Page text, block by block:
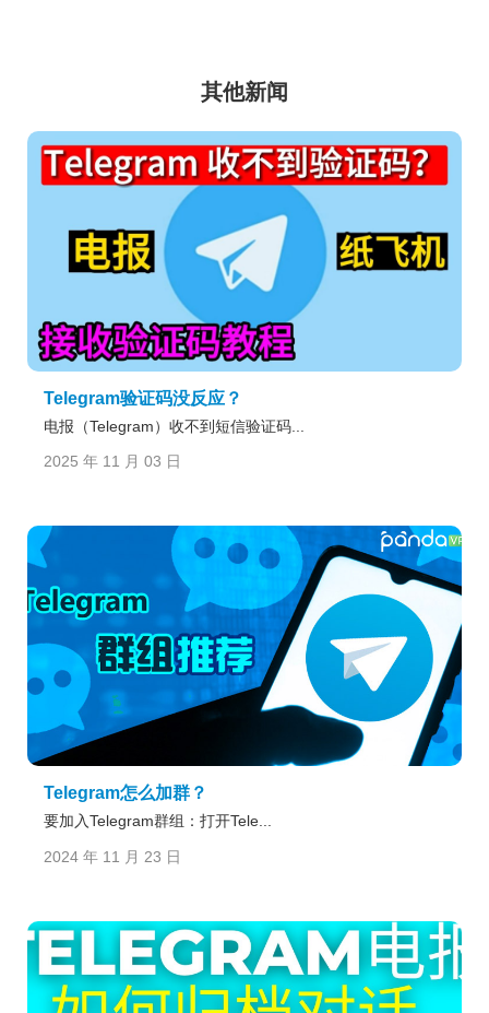
其他新闻
Telegram验证码没反应？
电报（Telegram）收不到短信验证码...
2025 年 11 月 03 日
Telegram怎么加群？
要加入Telegram群组：打开Tele...
2024 年 11 月 23 日